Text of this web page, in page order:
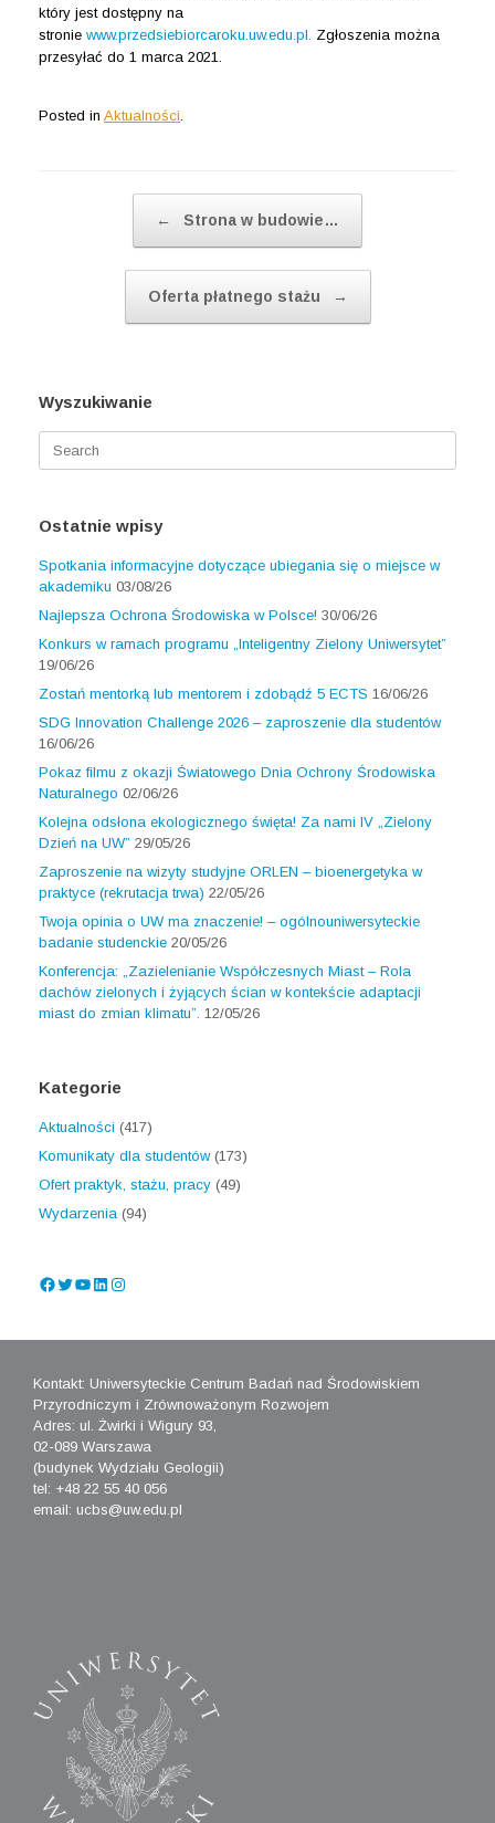
który jest dostępny na
stronie www.przedsiebiorcaroku.uw.edu.pl. Zgłoszenia można
przesyłać do 1 marca 2021.
Posted in Aktualności
← Strona w budowie…
Oferta płatnego stażu →
Wyszukiwanie
for:
Ostatnie wpisy
Spotkania informacyjne dotyczące ubiegania się o miejsce w
akademiku 03/08/26
Najlepsza Ochrona Środowiska w Polsce! 30/06/26
Konkurs w ramach programu „Inteligentny Zielony Uniwersytet”
19/06/26
Zostań mentorką lub mentorem i zdobądź 5 ECTS 16/06/26
SDG Innovation Challenge 2026 – zaproszenie dla studentów
16/06/26
Pokaz filmu z okazji Światowego Dnia Ochrony Środowiska
Naturalnego 02/06/26
Kolejna odsłona ekologicznego święta! Za nami IV „Zielony
Dzień na UW” 29/05/26
Zaproszenie na wizyty studyjne ORLEN – bioenergetyka w
praktyce (rekrutacja trwa) 22/05/26
Twoja opinia o UW ma znaczenie! – ogólnouniwersyteckie
badanie studenckie 20/05/26
Konferencja: „Zazielenianie Współczesnych Miast – Rola
dachów zielonych i żyjących ścian w kontekście adaptacji
miast do zmian klimatu”. 12/05/26
Kategorie
Aktualności (417)
Komunikaty dla studentów(173)
Ofert praktyk, stażu, pracy (49)
Wydarzenia (94)
Facebook
Twitter
YouTube
LinkedIn
Instagram
Kontakt: Uniwersyteckie Centrum Badań nad Środowiskiem
Przyrodniczym i Zrównoważonym Rozwojem
Adres: ul. Żwirki i Wigury 93,
02-089 Warszawa
(budynek Wydziału Geologii)
tel: +48 22 55 40 056
email: ucbs@uw.edu.pl